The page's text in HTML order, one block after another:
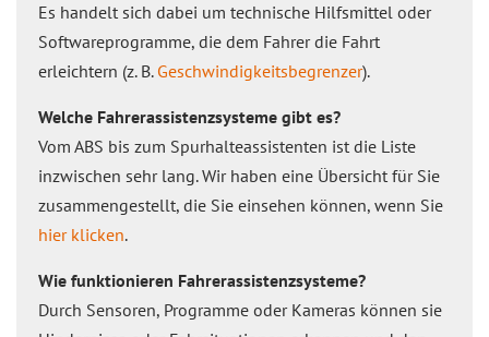
Es handelt sich dabei um technische Hilfsmittel oder
Softwareprogramme, die dem Fahrer die Fahrt
erleichtern (z. B. Geschwindigkeitsbegrenzer).
Welche Fahrerassistenzsysteme gibt es?
Vom ABS bis zum Spurhalteassistenten ist die Liste
inzwischen sehr lang. Wir haben eine Übersicht für Sie
zusammengestellt, die Sie einsehen können, wenn Sie
hier klicken.
Wie funktionieren Fahrerassistenzsysteme?
Durch Sensoren, Programme oder Kameras können sie